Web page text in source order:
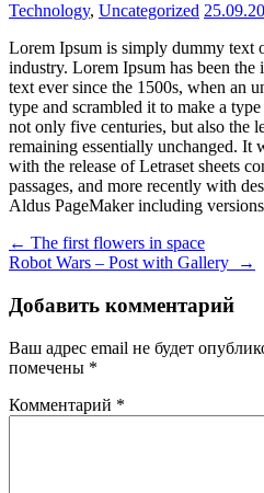
Technology, Uncategorized
Lorem Ipsum is simply dummy text
industry. Lorem Ipsum has been the
text ever since the 1500s, when an
type and scrambled it to make a
not only five centuries, but also the
remaining essentially unchanged. It
with the release of Letraset sheets
passages, and more recently with
Aldus PageMaker including
Навигация
по
записям
← The first flowers in space
Robot Wars – Post with Gallery
→
Добавить комментарий
Ваш адрес email не будет
помечены *
Комментарий *